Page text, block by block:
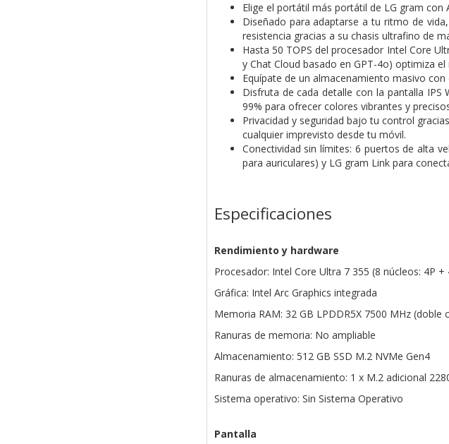
Elige el portátil más portátil de LG gram con
Diseñado para adaptarse a tu ritmo de
resistencia gracias a su chasis ultrafino de
Hasta 50 TOPS del procesador Intel Core
y Chat Cloud basado en GPT-4o) optimiza
Equípate de un almacenamiento masivo
Disfruta de cada detalle con la pantalla
99% para ofrecer colores vibrantes y
Privacidad y seguridad bajo tu control
cualquier imprevisto desde tu móvil.
Conectividad sin límites: 6 puertos de alta
para auriculares) y LG gram Link para
Especificaciones
Rendimiento y hardware
Procesador: Intel Core Ultra 7 355 (8 núcleos: 4P
Gráfica: Intel Arc Graphics integrada
Memoria RAM: 32 GB LPDDR5X 7500 MHz (doble
Ranuras de memoria: No ampliable
Almacenamiento: 512 GB SSD M.2 NVMe Gen4
Ranuras de almacenamiento: 1 x M.2 adicional
Sistema operativo: Sin Sistema Operativo
Pantalla